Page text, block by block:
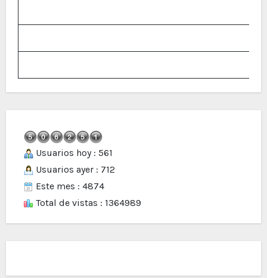
Usuarios hoy : 561
Usuarios ayer : 712
Este mes : 4874
Total de vistas : 1364989